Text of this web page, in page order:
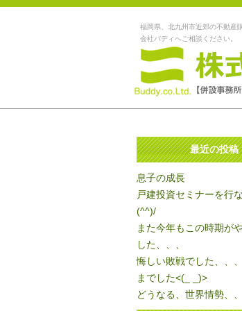
福岡県、北九州市近郊の不動産
会社バディへご相談ください。
最近の投稿
息子の成長
戸建投資セミナーを行
(^^)/
また今年もこの時期が
した、、、
悔しい敗戦でした、、
までした<(_ _)>
どうなる、世界情勢、、